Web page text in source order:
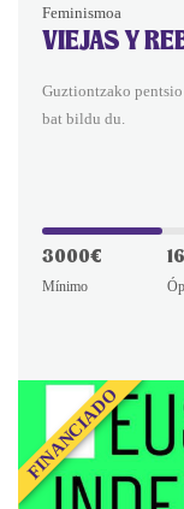
Feminismoa
VIEJAS Y
Guztiontzako
bat bildu du.
3000€
Mínimo
FINANCIADO